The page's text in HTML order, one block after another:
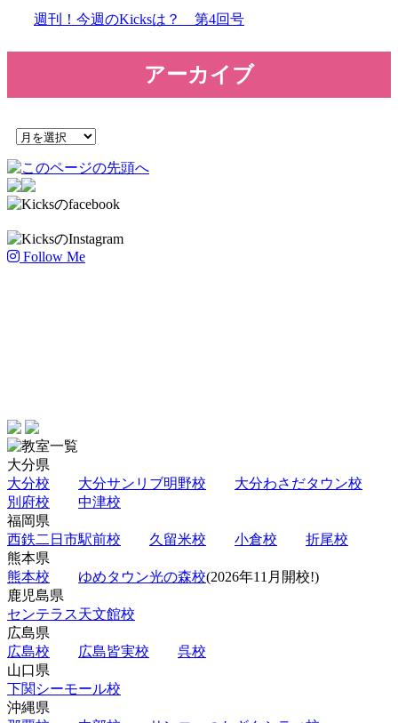
週刊！今週のKicksは？ 第4回号
アーカイブ
Follow Me
大分県
大分校
大分サンリブ明野校
大分わさだタウン校
別府校
中津校
福岡県
西鉄二日市駅前校
久留米校 小倉校
折尾校
熊本県
熊本校
ゆめタウン光の森校(2026年11月開校!)
鹿児島県
センテラス天文館校
広島県
広島校
広島皆実校
呉校
山口県
下関シーモール校
沖縄県